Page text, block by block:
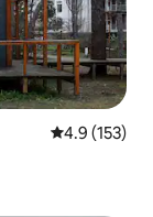
Calificación
4.9 (153)